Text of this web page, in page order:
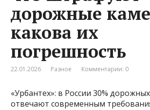
дорожные
какова их
погрешность
22.01.2026 Разное Комментарии: 0
«Урбантех»: в России 30%
отвечают современным